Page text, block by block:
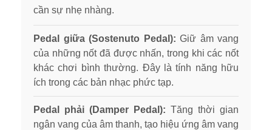
cần sự nhẹ nhàng.
Pedal giữa (Sostenuto Pedal): Giữ âm vang
của những nốt đã được nhấn, trong khi các nốt
khác chơi bình thường. Đây là tính năng hữu
ích trong các bản nhạc phức tạp.
Pedal phải (Damper Pedal): Tăng thời gian
ngân vang của âm thanh, tạo hiệu ứng âm vang